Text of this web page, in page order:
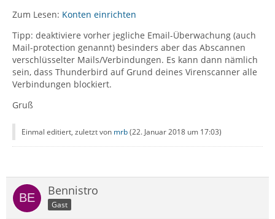
Zum Lesen: Konten einrichten
Tipp: deaktiviere vorher jegliche Email-Überwachung (auch
Mail-protection genannt) besinders aber das Abscannen
verschlüsselter Mails/Verbindungen. Es kann dann nämlich
sein, dass Thunderbird auf Grund deines Virenscanner alle
Verbindungen blockiert.
Gruß
Einmal editiert, zuletzt von mrb(22. Januar 2018 um 17:03)
Bennistro
Gast